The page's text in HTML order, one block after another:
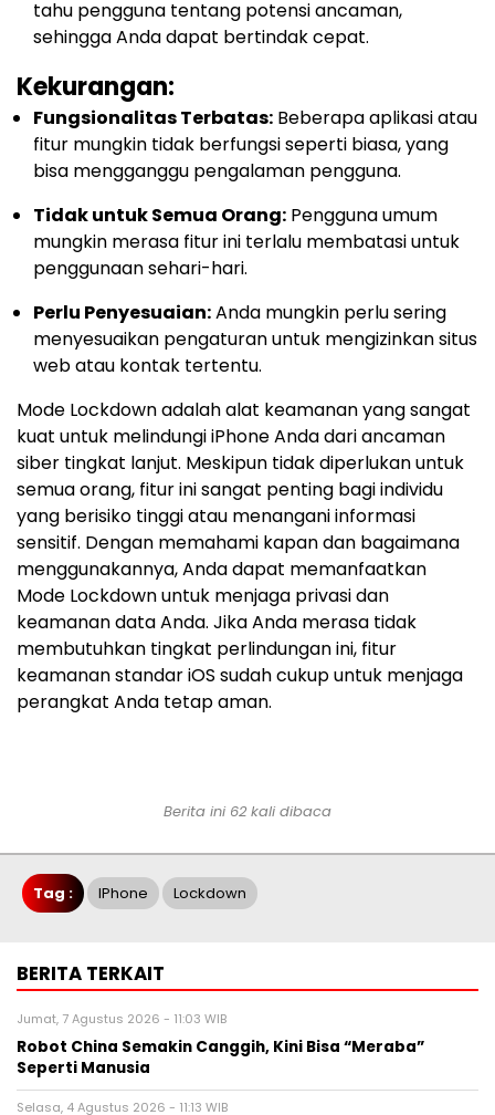
tahu pengguna tentang potensi ancaman,
sehingga Anda dapat bertindak cepat.
Kekurangan:
Fungsionalitas Terbatas: Beberapa aplikasi atau
fitur mungkin tidak berfungsi seperti biasa, yang
bisa mengganggu pengalaman pengguna.
Tidak untuk Semua Orang: Pengguna umum
mungkin merasa fitur ini terlalu membatasi untuk
penggunaan sehari-hari.
Perlu Penyesuaian:Anda mungkin perlu sering
menyesuaikan pengaturan untuk mengizinkan situs
web atau kontak tertentu.
Mode Lockdown adalah alat keamanan yang sangat
kuat untuk melindungi iPhone Anda dari ancaman
siber tingkat lanjut. Meskipun tidak diperlukan untuk
semua orang, fitur ini sangat penting bagi individu
yang berisiko tinggi atau menangani informasi
sensitif. Dengan memahami kapan dan bagaimana
menggunakannya, Anda dapat memanfaatkan
Mode Lockdown untuk menjaga privasi dan
keamanan data Anda. Jika Anda merasa tidak
membutuhkan tingkat perlindungan ini, fitur
keamanan standar iOS sudah cukup untuk menjaga
perangkat Anda tetap aman.
Berita ini 62 kali dibaca
Tag : IPhone Lockdown
BERITA TERKAIT
Jumat, 7 Agustus 2026 - 11:03 WIB
Robot China Semakin Canggih, Kini Bisa “Meraba”
Seperti Manusia
Selasa, 4 Agustus 2026 - 11:13 WIB